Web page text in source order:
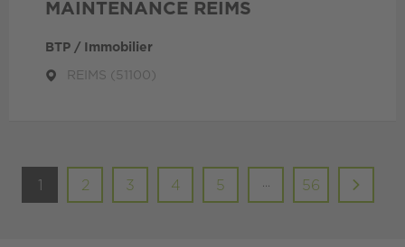
MAINTENANCE REIMS
BTP / Immobilier
REIMS (51100)
1 2 3 4 5 56